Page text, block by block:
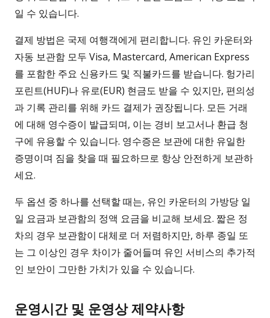
일 수 있습니다.
결제 방법은 국제 여행객에게 편리합니다. 유인 카운터와
자동 보관함 모두 Visa, Mastercard, American Express
를 포함한 주요 신용카드 및 직불카드를 받습니다. 헝가리
포린트(HUF)나 유로(EUR) 현금도 받을 수 있지만, 편의성
과 기록 관리를 위해 카드 결제가 권장됩니다. 모든 거래
에 대해 영수증이 발급되며, 이는 경비 보고서나 환급 청
구에 유용할 수 있습니다. 영수증은 보관에 대한 유일한
증명이며 짐을 찾을 때 필요하므로 항상 안전하게 보관하
세요.
두 옵션 중 하나를 선택할 때는, 유인 카운터의 가방당 일
일 요금과 보관함의 정액 요금을 비교해 보세요. 짧은 정
차의 경우 보관함이 대체로 더 저렴하지만, 하루 종일 또
는 그 이상인 경우 차이가 줄어들며 유인 서비스의 추가적
인 보안이 그만한 가치가 있을 수 있습니다.
운영시간 및 운영상 제약사항